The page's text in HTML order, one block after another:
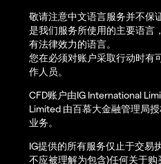
敬请注意中文语言服务并不保
是我们服务所使用的主要语言
有法律效力的语言。
您在必须对账户采取行动时有
作人员。
CFD账户由IG International
Limited 由百慕大金融管理局
业务。
IG提供的所有服务仅止于交易
不应被理解为包含)任何关于